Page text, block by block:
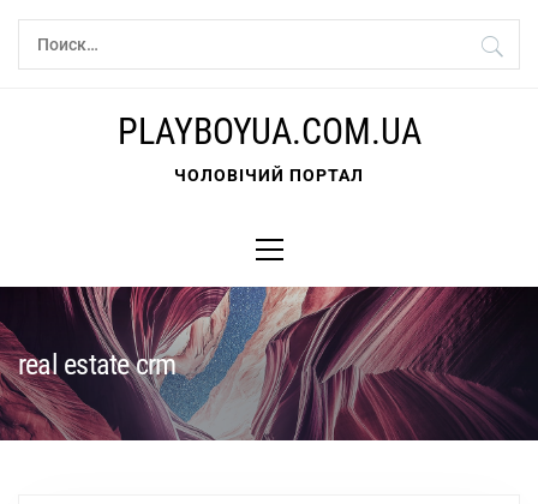
Перейти
Найти:
PLAYBOYUA.COM.UA
ЧОЛОВІЧИЙ ПОРТАЛ
меню
real estate crm